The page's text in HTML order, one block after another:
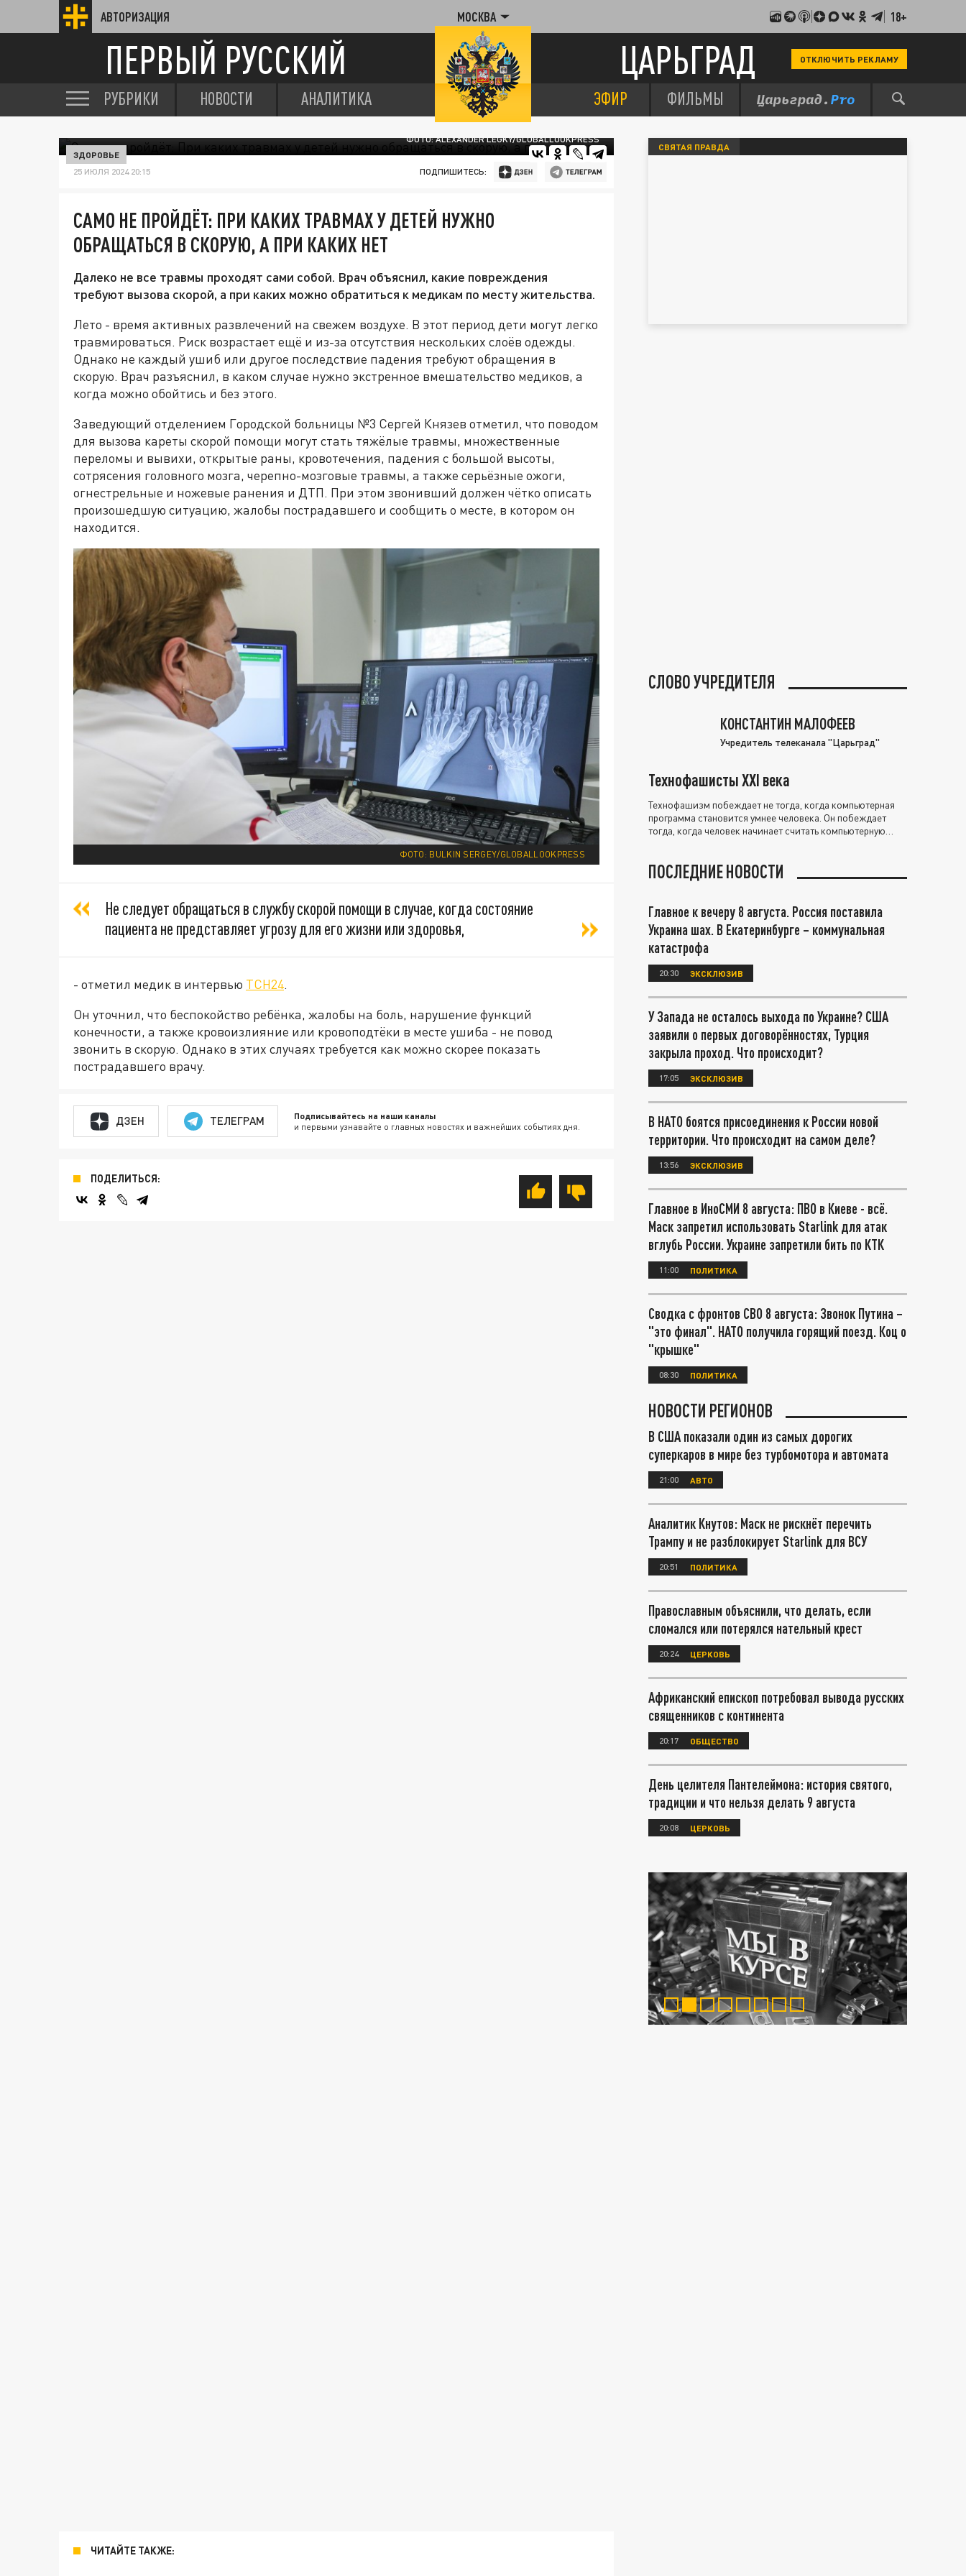
АВТОРИЗАЦИЯ МОСКВА 18+
ПЕРВЫЙ РУССКИЙ ЦАРЬГРАД ОТКЛЮЧИТЬ РЕКЛАМУ
РУБРИКИ НОВОСТИ АНАЛИТИКА ЭФИР ФИЛЬМЫ
ФОТО: ALEXANDER LEGKY/GLOBALLOOKPRESS
ЗДОРОВЬЕ
25 ИЮЛЯ 2024 20:15 ПОДПИШИТЕСЬ:
САМО НЕ ПРОЙДЁТ: ПРИ КАКИХ ТРАВМАХ У ДЕТЕЙ НУЖНО
ОБРАЩАТЬСЯ В СКОРУЮ, А ПРИ КАКИХ НЕТ
Далеко не все травмы проходят сами собой. Врач объяснил, какие повреждения
требуют вызова скорой, а при каких можно обратиться к медикам по месту жительства.
Лето - время активных развлечений на свежем воздухе. В этот период дети могут легко
травмироваться. Риск возрастает ещё и из-за отсутствия нескольких слоёв одежды.
Однако не каждый ушиб или другое последствие падения требуют обращения в
скорую. Врач разъяснил, в каком случае нужно экстренное вмешательство медиков, а
когда можно обойтись и без этого.
Заведующий отделением Городской больницы №3 Сергей Князев отметил, что поводом
для вызова кареты скорой помощи могут стать тяжёлые травмы, множественные
переломы и вывихи, открытые раны, кровотечения, падения с большой высоты,
сотрясения головного мозга, черепно-мозговые травмы, а также серьёзные ожоги,
огнестрельные и ножевые ранения и ДТП. При этом звонивший должен чётко описать
произошедшую ситуацию, жалобы пострадавшего и сообщить о месте, в котором он
находится.
ФОТО: BULKIN SERGEY/GLOBALLOOKPRESS
Не следует обращаться в службу скорой помощи в случае, когда состояние
пациента не представляет угрозу для его жизни или здоровья,
- отметил медик в интервью ТСН24.
Он уточнил, что беспокойство ребёнка, жалобы на боль, нарушение функций
конечности, а также кровоизлияние или кровоподтёки в месте ушиба - не повод
звонить в скорую. Однако в этих случаях требуется как можно скорее показать
пострадавшего врачу.
ДЗЕН ТЕЛЕГРАМ Подписывайтесь на наши каналы
и первыми узнавайте о главных новостях и важнейших событиях дня.
ПОДЕЛИТЬСЯ:
ЧИТАЙТЕ ТАКЖЕ:
СВЯТАЯ ПРАВДА
СЛОВО УЧРЕДИТЕЛЯ
КОНСТАНТИН МАЛОФЕЕВ
Учредитель телеканала "Царьград"
Технофашисты XXI века
Технофашизм побеждает не тогда, когда компьютерная
программа становится умнее человека. Он побеждает
тогда, когда человек начинает считать компьютерную
ПОСЛЕДНИЕ НОВОСТИ
Главное к вечеру 8 августа. Россия поставила
Украина шах. В Екатеринбурге – коммунальная
катастрофа
20:30 ЭКСКЛЮЗИВ
У Запада не осталось выхода по Украине? США
заявили о первых договорённостях, Турция
закрыла проход. Что происходит?
17:05 ЭКСКЛЮЗИВ
В НАТО боятся присоединения к России новой
территории. Что происходит на самом деле?
13:56 ЭКСКЛЮЗИВ
Главное в ИноСМИ 8 августа: ПВО в Киеве - всё.
Маск запретил использовать Starlink для атак
вглубь России. Украине запретили бить по КТК
11:00 ПОЛИТИКА
Сводка с фронтов СВО 8 августа: Звонок Путина –
"это финал". НАТО получила горящий поезд. Коц о
"крышке"
08:30 ПОЛИТИКА
НОВОСТИ РЕГИОНОВ
В США показали один из самых дорогих
суперкаров в мире без турбомотора и автомата
21:00 АВТО
Аналитик Кнутов: Маск не рискнёт перечить
Трампу и не разблокирует Starlink для ВСУ
20:51 ПОЛИТИКА
Православным объяснили, что делать, если
сломался или потерялся нательный крест
20:24 ЦЕРКОВЬ
Африканский епископ потребовал вывода русских
священников с континента
20:17 ОБЩЕСТВО
День целителя Пантелеймона: история святого,
традиции и что нельзя делать 9 августа
20:08 ЦЕРКОВЬ